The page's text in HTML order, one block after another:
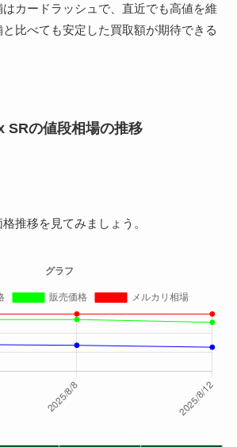
カードラッシュで、直近でも高値を維
比べても安定した買取額が期待できる
SRの値段相場の推移
推移を見てみましょう。